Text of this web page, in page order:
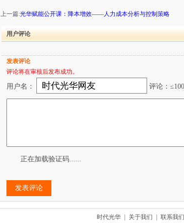
上一篇:光华赋能公开课：降本增效——人力成本分析与控制策略
用户评论
发表评论
评论将在审核后发布成功。
用户名： 评论：
正在加载验证码......
时代光华 关于我们 联系我们